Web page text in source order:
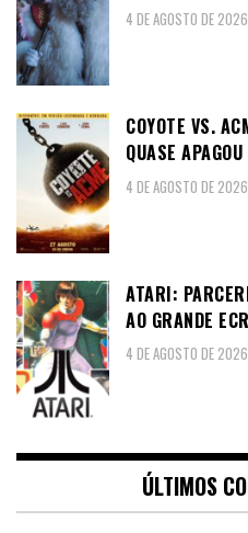
4 DE AGOSTO DE 2026
COYOTE VS.
QUASE APAGOU
4 DE AGOSTO DE 2026
ATARI:
AO GRANDE
4 DE AGOSTO DE 2026
ÚLTIMOS